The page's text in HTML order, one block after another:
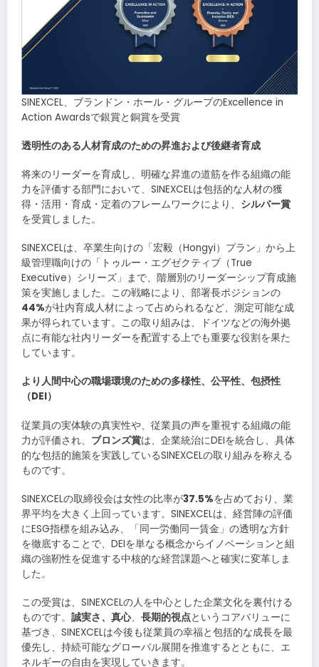
SINEXCEL、ブランドン・ホール・グループのExcellence in
Action Awardsで銀賞と銅賞を受賞
透明性のある人材育成のための昇進および後継者育成
将来のリーダーを育成し、明確な昇進の道筋を作る組織の能
力を評価する部門において、SINEXCELは包括的な人材の獲
得・活用・育成・定着のフレームワークにより、 シルバー賞
を受賞しました。
SINEXCELは、卒業生向けの「宏毅（Hongyi）プラン」から上
級管理職向けの「トゥルー・エグゼクティブ（True
Executive）シリーズ」まで、階層別のリーダーシップ育成施
策を実施しました。この戦略により、部署長ポジションの
44%が社内育成人材によって占められるなど、測定可能な成
果が得られています。この取り組みは、ドイツなどの海外拠
点に有能な社内リーダーを配置する上でも重要な役割を果た
しています。
より人間中心の職場環境のための多様性、公平性、包摂性
（DEI）
従業員の実体験の真実性や、従業員の声を重視する組織の能
力が評価され、 ブロンズ賞は、企業統治にDEIを統合し、具体
的な包括的施策を実践しているSINEXCELの取り組みを称える
ものです。
SINEXCELの取締役会は女性の比率が37.5%を占めており、業
界平均を大きく上回っています。SINEXCELは、経営陣の評価
にESG指標を組み込み、「同一労働同一賃金」の透明な方針
を徹底することで、DEIを単なる概念からイノベーションと組
織の強靭性を促進する中核的な経営課題へと確実に変革しま
した。
この受賞は、SINEXCELの人を中心とした企業文化を裏付ける
ものです。 誠実さ、真心、 長期的視点というコアバリューに
基づき、SINEXCELは今後も従業員の幸福と包括的な成長を最
優先し、持続可能なグローバル展開を推進するとともに、エ
ネルギーの自由を実現していきます。